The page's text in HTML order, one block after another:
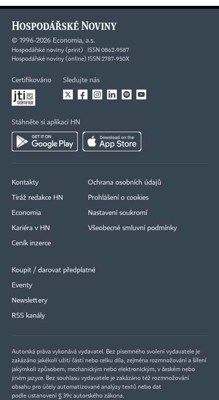
© 1996-2026 Economia, a.s.
Hospodářské noviny (print) ISSN 0862-9587
Hospodářské noviny (online) ISSN 2787-950X
Certifikováno Sledujte nás
Stáhněte si aplikaci HN
Kontakty
Tiráž redakce HN
Economia
Kariéra v HN
Ceník inzerce
Ochrana osobních údajů
Prohlášení o cookies
Nastavení soukromí
Všeobecné smluvní podmínky
Koupit / darovat předplatné
Eventy
Newslettery
RSS kanály
Autorská práva vykonává vydavatel. Bez písemného svolení vydavatele je
zakázáno jakékoli užití částí nebo celku díla, zejména rozmnožování a šíření
jakýmkoli způsobem, mechanickým nebo elektronickým, v českém nebo
jiném jazyce. Bez souhlasu vydavatele je zakázáno též rozmnožování
obsahu pro účely automatizované analýzy textů nebo dat
podle ustanovení § 39c autorského zákona.